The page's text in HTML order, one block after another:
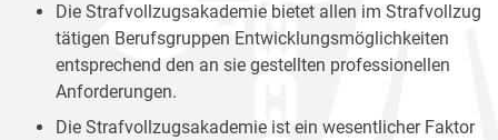
Die Strafvollzugsakademie bietet allen im Strafvollzug
tätigen Berufsgruppen Entwicklungsmöglichkeiten
entsprechend den an sie gestellten professionellen
Anforderungen.
Die Strafvollzugsakademie ist ein wesentlicher Faktor